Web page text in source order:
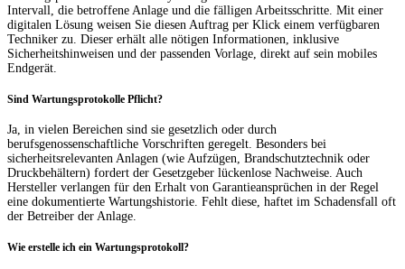
Intervall, die betroffene Anlage und die fälligen Arbeitsschritte. Mit einer
digitalen Lösung weisen Sie diesen Auftrag per Klick einem verfügbaren
Techniker zu. Dieser erhält alle nötigen Informationen, inklusive
Sicherheitshinweisen und der passenden Vorlage, direkt auf sein mobiles
Endgerät.
Sind Wartungsprotokolle Pflicht?
Ja, in vielen Bereichen sind sie gesetzlich oder durch
berufsgenossenschaftliche Vorschriften geregelt. Besonders bei
sicherheitsrelevanten Anlagen (wie Aufzügen, Brandschutztechnik oder
Druckbehältern) fordert der Gesetzgeber lückenlose Nachweise. Auch
Hersteller verlangen für den Erhalt von Garantieansprüchen in der Regel
eine dokumentierte Wartungshistorie. Fehlt diese, haftet im Schadensfall oft
der Betreiber der Anlage.
Wie erstelle ich ein Wartungsprotokoll?